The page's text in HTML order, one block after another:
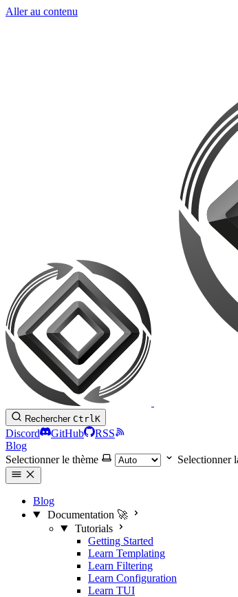
Aller au contenu
Rechercher CtrlK
Discord GitHub
RSS
Blog
Selectionner le thème
Selectionner
Blog
Documentation 🚀
Tutorials
Getting Started
Learn Templating
Learn Filtering
Learn Configuration
Learn TUI